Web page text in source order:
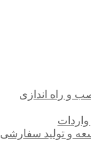
و راه اندازی
واردات
و تولید سفارشی